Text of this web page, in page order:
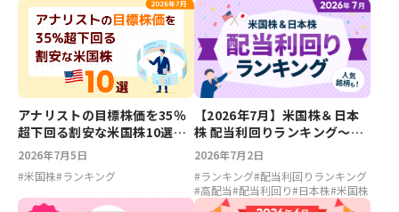
アナリストの目標株価を35％
超下回る割安な米国株10選
【2026年7月】
2026年7月5日
#米国株#ランキング
【2026年7月】米国株＆日本
株 配当利回りランキング～フ
ァイザー7.29％、ベライゾン
6.68％、ソニーFG5.55％、大
東建託5.39％
2026年7月2日
#ランキング#配当利回りランキング
#高配当#配当利回り#日本株#米国株